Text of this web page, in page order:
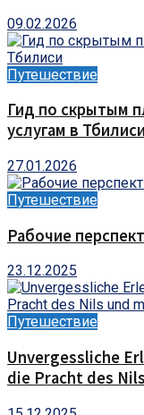
09.02.2026
Путешествие
Гид по скрытым
услугам в Тбилиси
27.01.2026
Путешествие
Рабочие
23.12.2025
Путешествие
Unvergessliche
die Pracht des